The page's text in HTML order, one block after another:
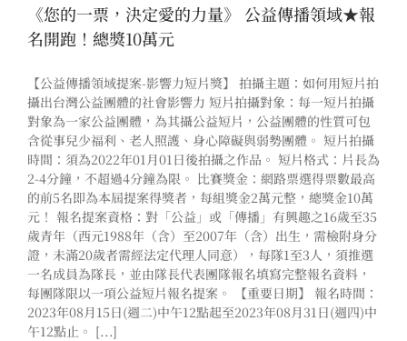
《您的一票，決定愛的力量》 公益傳播領域★報
名開跑！總獎10萬元
【公益傳播領域提案-影響力短片獎】 拍攝主題：如何用短片拍
攝出台灣公益團體的社會影響力 短片拍攝對象：每一短片拍攝
對象為一家公益團體，為其攝公益短片，公益團體的性質可包
含從事兒少福利、老人照護、身心障礙與弱勢團體。 短片拍攝
時間：須為2022年01月01日後拍攝之作品。 短片格式：片長為
2-4分鐘，不超過4分鐘為限。 比賽獎金：網路票選得票數最高
的前5名即為本屆提案得獎者，每組獎金2萬元整，總獎金10萬
元！ 報名提案資格：對「公益」或「傳播」有興趣之16歲至35
歲青年（西元1988年（含）至2007年（含）出生，需檢附身分
證，未滿20歲者需經法定代理人同意），每隊1至3人，須推選
一名成員為隊長，並由隊長代表團隊報名填寫完整報名資料，
每團隊限以一項公益短片報名提案。 【重要日期】 報名時間：
2023年08月15日(週二)中午12點起至2023年08月31日(週四)中
午12點止。 [...]